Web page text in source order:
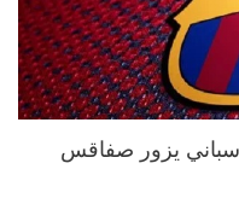
يزور صفاقس